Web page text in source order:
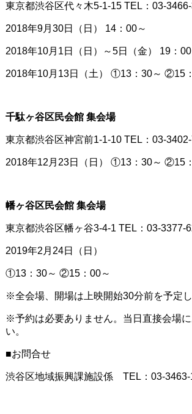
東京都渋谷区代々木5-1-15 TEL：03-
2018年9月30日（日） 14：00～
2018年10月1日（日）～5日（金） 19：00
2018年10月13日（土） ①13：30～ ②15
千駄ヶ谷区民会館 集会場
東京都渋谷区神宮前1-1-10 TEL：03-
2018年12月23日（日） ①13：30～ ②15
幡ヶ谷区民会館 集会場
東京都渋谷区幡ヶ谷3-4-1 TEL：03-3377-
2019年2月24日（日）
①13：30～ ②15：00～
※全会場、開場は上映開始30分前を予定
※予約は必要ありません。当日直接会場
い。
■お問合せ
渋谷区地域振興課施設係 TEL：03-3463-